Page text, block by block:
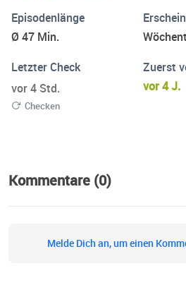
Episodenlänge
Ø 47 Min.
Letzter Check
vor 4 Std.
Checken
Zuerst
vor 4 J.
Kommentare (0)
Melde Dich an, um einen